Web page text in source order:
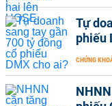
Tự
phiếu
CHỨNG